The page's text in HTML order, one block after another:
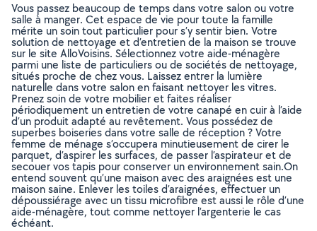
Vous passez beaucoup de temps dans votre salon ou votre
salle à manger. Cet espace de vie pour toute la famille
mérite un soin tout particulier pour s’y sentir bien. Votre
solution de nettoyage et d’entretien de la maison se trouve
sur le site AlloVoisins. Sélectionnez votre aide-ménagère
parmi une liste de particuliers ou de sociétés de nettoyage,
situés proche de chez vous. Laissez entrer la lumière
naturelle dans votre salon en faisant nettoyer les vitres.
Prenez soin de votre mobilier et faites réaliser
périodiquement un entretien de votre canapé en cuir à l’aide
d’un produit adapté au revêtement. Vous possédez de
superbes boiseries dans votre salle de réception ? Votre
femme de ménage s’occupera minutieusement de cirer le
parquet, d’aspirer les surfaces, de passer l’aspirateur et de
secouer vos tapis pour conserver un environnement sain.On
entend souvent qu’une maison avec des araignées est une
maison saine. Enlever les toiles d’araignées, effectuer un
dépoussiérage avec un tissu microfibre est aussi le rôle d’une
aide-ménagère, tout comme nettoyer l’argenterie le cas
échéant.